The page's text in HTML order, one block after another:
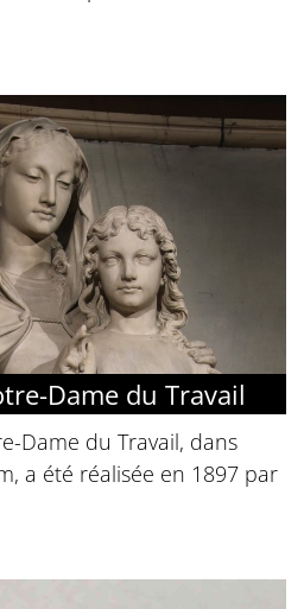
Dame du Travail
Dame du Travail, dans
a été réalisée en 1897 par